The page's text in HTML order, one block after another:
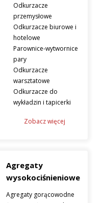
Odkurzacze
przemysłowe
Odkurzacze biurowe i
hotelowe
Parownice-wytwornice
pary
Odkurzacze
warsztatowe
Odkurzacze do
wykładzin i tapicerki
Zobacz więcej
Agregaty
wysokociśnieniowe
Agregaty gorącowodne